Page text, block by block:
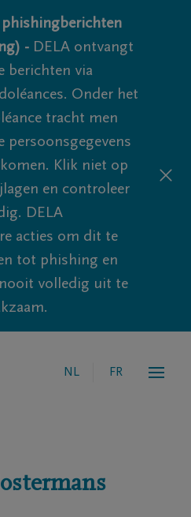
- DELA ontvangt
berichten via
Onder het
tracht men
persoonsgegevens
Klik niet op
en controleer
DELA
acties om dit te
tot phishing en
volledig uit te
NL FR